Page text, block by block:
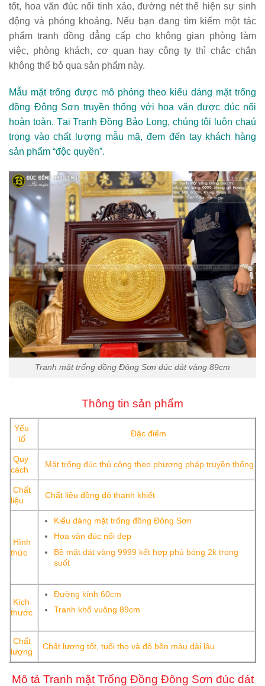
tốt, hoa văn đúc nổi tinh xảo, đường nét thể hiện sự sinh
động và phóng khoảng. Nếu bạn đang tìm kiếm một tác
phẩm tranh đồng đẳng cấp cho không gian phòng làm
việc, phòng khách, cơ quan hay công ty thì chắc chắn
không thể bỏ qua sản phẩm này.
Mẫu mặt trống được mô phỏng theo kiểu dáng mặt trống
đồng Đông Sơn truyền thống với hoa văn được đúc nổi
hoàn toàn. Tại Tranh Đồng Bảo Long, chúng tôi luôn chaú
trọng vào chất lượng mẫu mã, đem đến tay khách hàng
sản phẩm “độc quyền”.
Tranh mặt trống đồng Đông Sơn đúc dát vàng 89cm
Thông tin sản phẩm
Yếu
tố
Đặc điểm
Quy
cách
Mặt trống đúc thủ công theo phương pháp truyền thống
Chất
liệu
Chất liệu đồng đỏ thanh khiết
Hình
thức
Kiểu dáng mặt trống đồng Đông Sơn
Hoa văn đúc nổi đẹp
Bề mặt dát vàng 9999 kết hợp phủ bóng 2k trong
suốt
Kích
thước
Đường kính 60cm
Tranh khổ vuông 89cm
Chất
lượng
Chất lượng tốt, tuổi thọ và độ bền màu dài lâu
Mô tả Tranh mặt Trống Đồng Đông Sơn đúc dát